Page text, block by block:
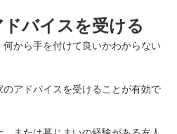
ドバイスを受ける
から手を付けて良いかわからない
アドバイスを受けることが有効で